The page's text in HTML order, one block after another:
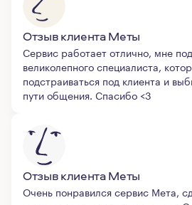
Отзыв клиента Меты
Сервис работает отлично, мне
великолепного специалиста,
подстраиваться под клиента и
пути общения. Спасибо <3
Отзыв клиента Меты
Очень понравился сервис Мета,